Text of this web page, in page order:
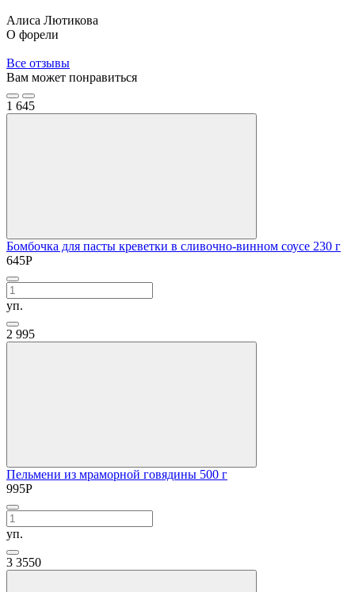
Алиса Лютикова
О форели
Все отзывы
Вам может понравиться
1 645
Бомбочка для пасты креветки в сливочно-винном соусе 230 г
645Р
уп.
2 995
Пельмени из мраморной говядины 500 г
995Р
уп.
3 3550